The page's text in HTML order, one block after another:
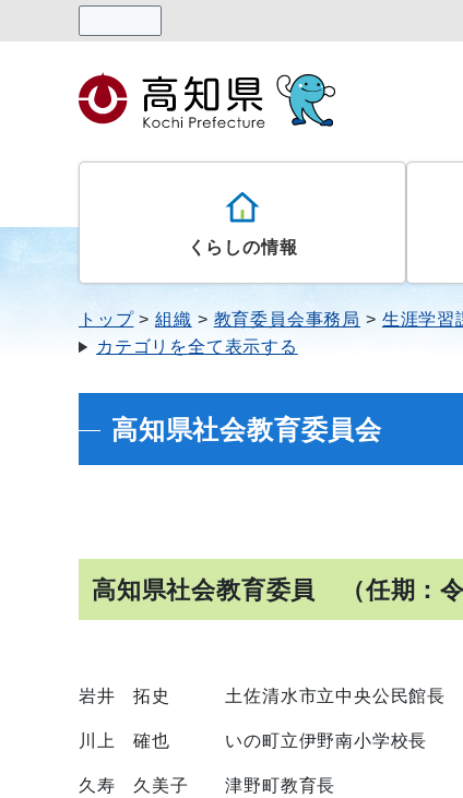
くらしの情報
トップ 組織 教育委員会事務局
生涯学習
カテゴリを全て表示する
高知県社会教育委員会
高知県社会教育委員 （任期：
岩井 拓史 土佐清水市立中央公民館長
川上 確也 いの町立伊野南小学校長
久寿 久美子 津野町教育長